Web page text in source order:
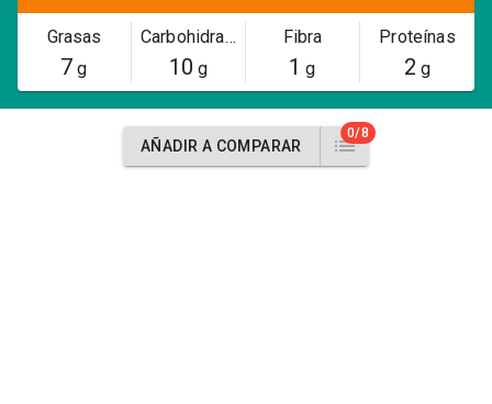
Grasas
7 g
Carbohidratos
10 g
Fibra
1 g
Proteínas
2 g
AÑADIR A COMPARAR
0/8